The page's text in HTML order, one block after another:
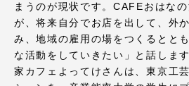
まうのが現状です。CAFEおはな
が、将来自分でお店を出して、外
み、地域の雇用の場をつくるとと
な活動をしていきたい」と話しま
家カフェよってけさんは、東京工